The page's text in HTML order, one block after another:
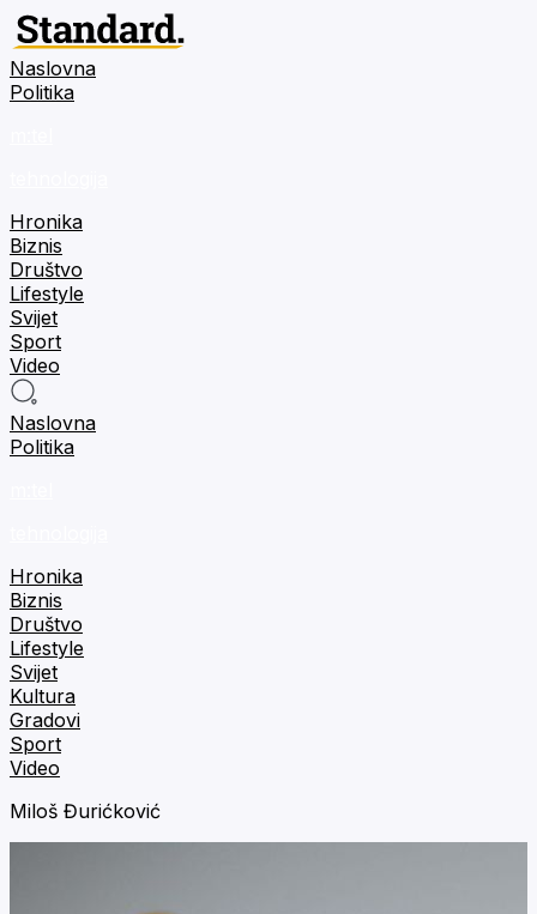
Naslovna
Politika
Hronika
Biznis
Društvo
Lifestyle
Svijet
Sport
Video
Naslovna
Politika
Hronika
Biznis
Društvo
Lifestyle
Svijet
Kultura
Gradovi
Sport
Video
Miloš Đurićković